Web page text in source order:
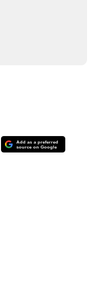
Add as a preferred
source on Google